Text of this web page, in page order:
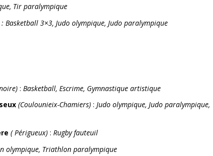
Tir paralympique
:Basketball 3×3, Judo olympique, Judo paralympique
: Basketball, Escrime, Gymnastique artistique
(Coulounieix-Chamiers) :Judo olympique, Judo paralympique,
( Périgueux) :Rugby fauteuil
olympique, Triathlon paralympique